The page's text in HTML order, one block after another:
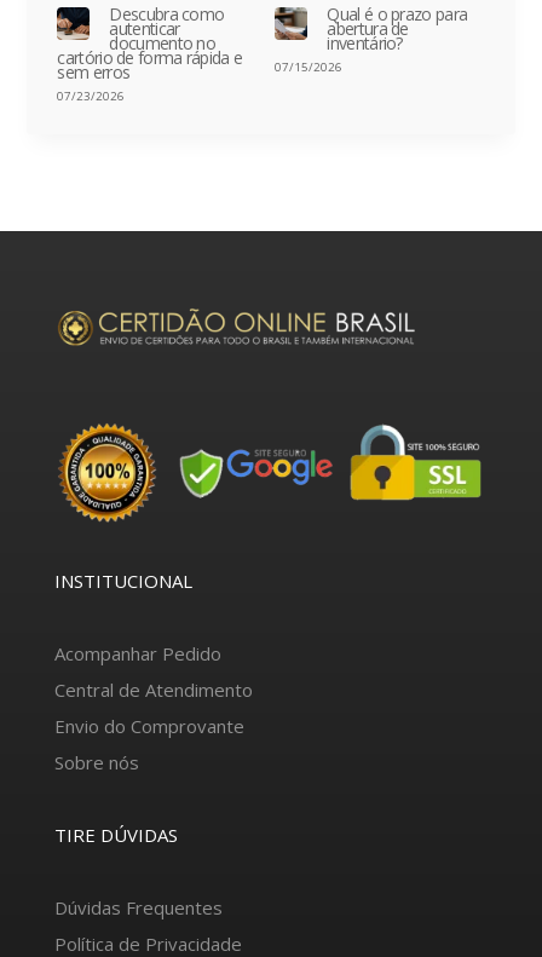
Descubra como
autenticar
documento no
cartório de forma rápida e
sem erros
07/23/2026
Qual é o prazo para
abertura de
inventário?
07/15/2026
INSTITUCIONAL
Acompanhar Pedido
Central de Atendimento
Envio do Comprovante
Sobre nós
TIRE DÚVIDAS
Dúvidas Frequentes
Política de Privacidade